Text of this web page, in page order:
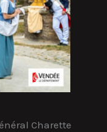
Charette